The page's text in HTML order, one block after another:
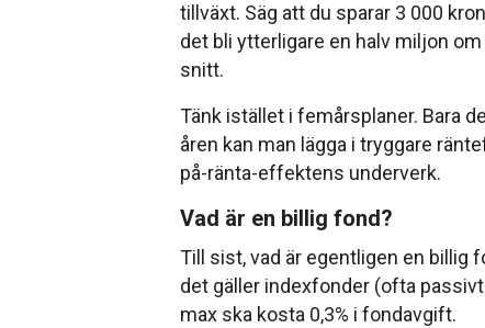
tillväxt. Säg att du sparar 3 000
det bli ytterligare en halv miljon
snitt.
Tänk istället i femårsplaner. Bara
åren kan man lägga i tryggare
på-ränta-effektens underverk.
Vad är en billig fond?
Till sist, vad är egentligen en billig
det gäller indexfonder (ofta
max ska kosta 0,3% i fondavgift.